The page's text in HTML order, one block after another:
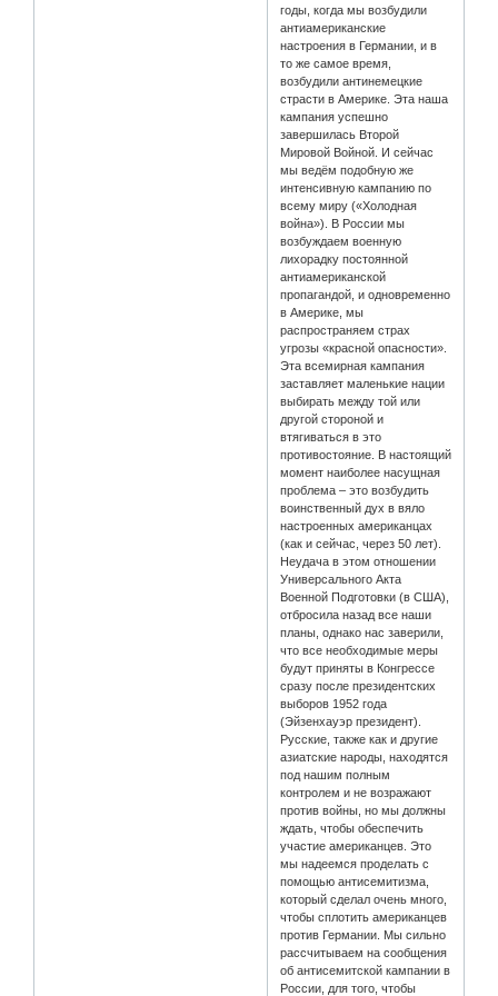
годы, когда мы возбудили
антиамериканские
настроения в Германии, и в
то же самое время,
возбудили антинемецкие
страсти в Америке. Эта наша
кампания успешно
завершилась Второй
Мировой Войной. И сейчас
мы ведём подобную же
интенсивную кампанию по
всему миру («Холодная
война»). В России мы
возбуждаем военную
лихорадку постоянной
антиамериканской
пропагандой, и одновременно
в Америке, мы
распространяем страх
угрозы «красной опасности».
Эта всемирная кампания
заставляет маленькие нации
выбирать между той или
другой стороной и
втягиваться в это
противостояние. В настоящий
момент наиболее насущная
проблема – это возбудить
воинственный дух в вяло
настроенных американцах
(как и сейчас, через 50 лет).
Неудача в этом отношении
Универсального Акта
Военной Подготовки (в США),
отбросила назад все наши
планы, однако нас заверили,
что все необходимые меры
будут приняты в Конгрессе
сразу после президентских
выборов 1952 года
(Эйзенхауэр президент).
Русские, также как и другие
азиатские народы, находятся
под нашим полным
контролем и не возражают
против войны, но мы должны
ждать, чтобы обеспечить
участие американцев. Это
мы надеемся проделать с
помощью антисемитизма,
который сделал очень много,
чтобы сплотить американцев
против Германии. Мы сильно
рассчитываем на сообщения
об антисемитской кампании в
России, для того, чтобы